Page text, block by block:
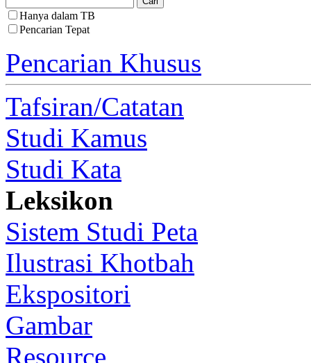
Hanya dalam TB
Pencarian Tepat
Pencarian Khusus
Tafsiran/Catatan
Studi Kamus
Studi Kata
Leksikon
Sistem Studi Peta
Ilustrasi Khotbah
Ekspositori
Gambar
Resource